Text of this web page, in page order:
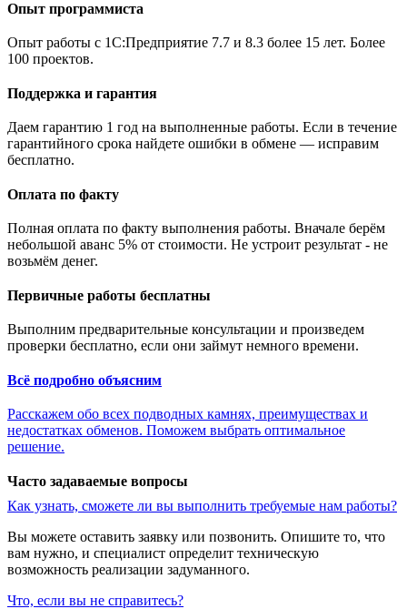
Опыт программиста
Опыт работы с 1С:Предприятие 7.7 и 8.3 более 15 лет. Более
100 проектов.
Поддержка и гарантия
Даем гарантию 1 год на выполненные работы. Если в течение
гарантийного срока найдете ошибки в обмене — исправим
бесплатно.
Оплата по факту
Полная оплата по факту выполнения работы. Вначале берём
небольшой аванс 5% от стоимости. Не устроит результат - не
возьмём денег.
Первичные работы бесплатны
Выполним предварительные консультации и произведем
проверки бесплатно, если они займут немного времени.
Всё подробно объясним
Расскажем обо всех подводных камнях, преимуществах и
недостатках обменов. Поможем выбрать оптимальное
решение.
Часто задаваемые вопросы
Как узнать, сможете ли вы выполнить требуемые нам работы?
Вы можете оставить заявку или позвонить. Опишите то, что
вам нужно, и специалист определит техническую
возможность реализации задуманного.
Что, если вы не справитесь?